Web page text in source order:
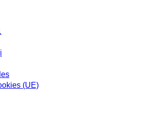
à notre newsletter
(UE)